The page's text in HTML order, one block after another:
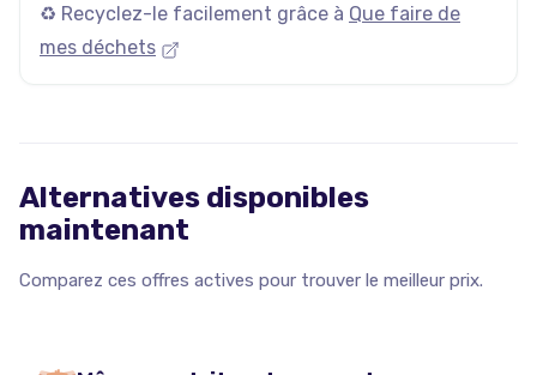
♻️ Recyclez-le facilement grâce à Que faire de
mes déchets
Alternatives disponibles
maintenant
Comparez ces offres actives pour trouver le meilleur prix.